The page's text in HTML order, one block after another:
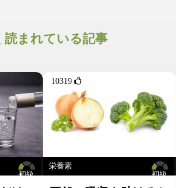
読まれている記事
初級
10319 
初級
栄養素